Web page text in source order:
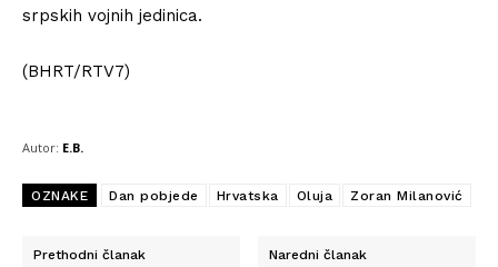
srpskih vojnih jedinica.
(BHRT/RTV7)
Autor: E.B.
OZNAKE Dan pobjede Hrvatska Oluja Zoran Milanović
Prethodni članak Naredni članak